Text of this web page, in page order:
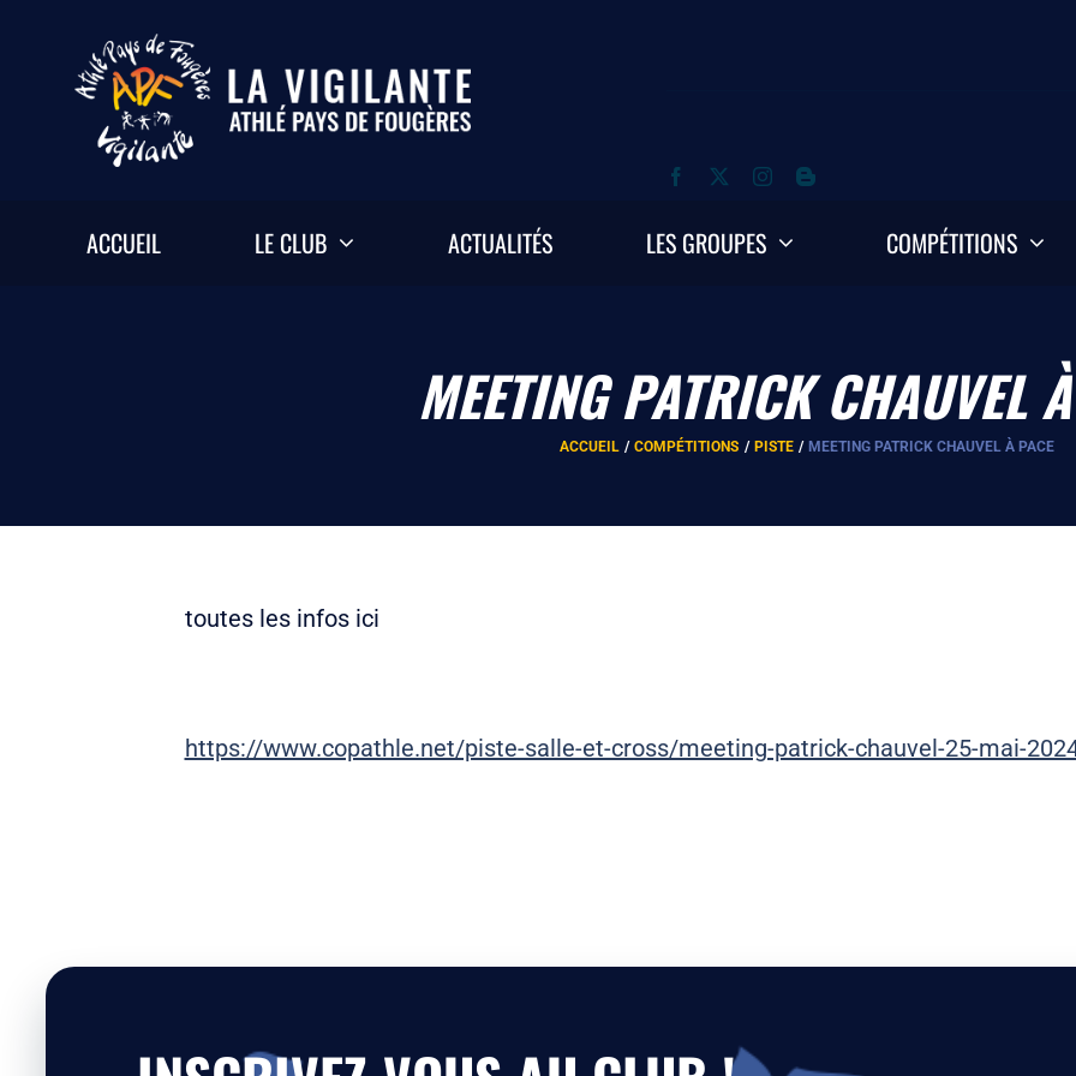
contenu
ACCUEIL LE CLUB ACTUALITÉS LES GROUPES COMPÉTITIONS
MEETING PATRICK CHAUVEL
ACCUEIL COMPÉTITIONS PISTE MEETING PATRICK CHAUVEL À PACE
toutes les infos ici
https://www.copathle.net/piste-salle-et-cross/meeting-patrick-chauvel-25-mai-